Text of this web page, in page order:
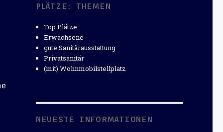
PLÄTZE: THEMEN
Top Plätze
Erwachsene
gute Sanitärausstattung
Privatsanitär
(mit) Wohnmobilstellplatz
NEUESTE INFORMATIONEN